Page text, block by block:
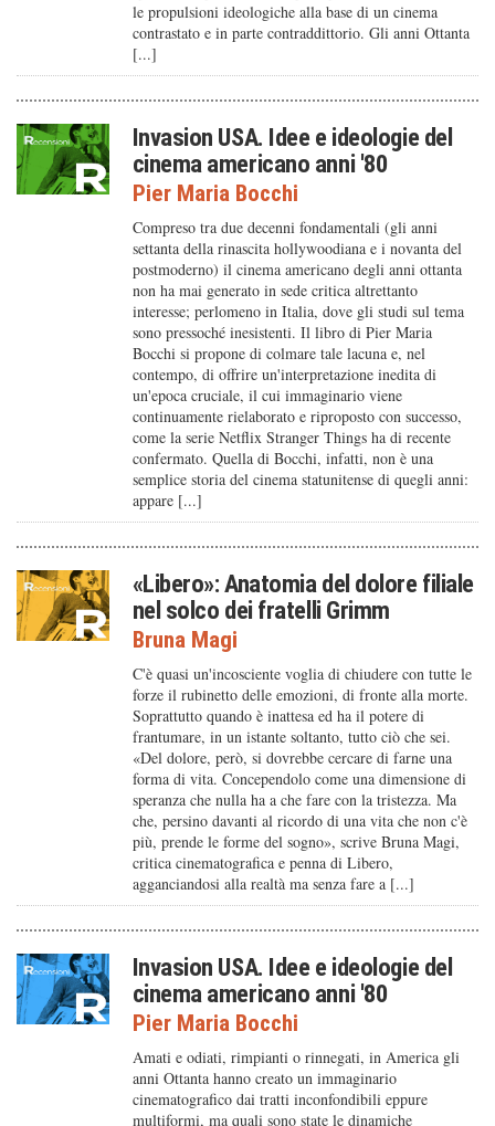
le propulsioni ideologiche alla base di un cinema
contrastato e in parte contraddittorio. Gli anni Ottanta
[...]
Invasion USA. Idee e ideologie del
cinema americano anni '80
Pier Maria Bocchi
Compreso tra due decenni fondamentali (gli anni
settanta della rinascita hollywoodiana e i novanta del
postmoderno) il cinema americano degli anni ottanta
non ha mai generato in sede critica altrettanto
interesse; perlomeno in Italia, dove gli studi sul tema
sono pressoché inesistenti. Il libro di Pier Maria
Bocchi si propone di colmare tale lacuna e, nel
contempo, di offrire un'interpretazione inedita di
un'epoca cruciale, il cui immaginario viene
continuamente rielaborato e riproposto con successo,
come la serie Netflix Stranger Things ha di recente
confermato. Quella di Bocchi, infatti, non è una
semplice storia del cinema statunitense di quegli anni:
appare [...]
«Libero»: Anatomia del dolore filiale
nel solco dei fratelli Grimm
Bruna Magi
C'è quasi un'incosciente voglia di chiudere con tutte le
forze il rubinetto delle emozioni, di fronte alla morte.
Soprattutto quando è inattesa ed ha il potere di
frantumare, in un istante soltanto, tutto ciò che sei.
«Del dolore, però, si dovrebbe cercare di farne una
forma di vita. Concependolo come una dimensione di
speranza che nulla ha a che fare con la tristezza. Ma
che, persino davanti al ricordo di una vita che non c'è
più, prende le forme del sogno», scrive Bruna Magi,
critica cinematografica e penna di Libero,
agganciandosi alla realtà ma senza fare a [...]
Invasion USA. Idee e ideologie del
cinema americano anni '80
Pier Maria Bocchi
Amati e odiati, rimpianti o rinnegati, in America gli
anni Ottanta hanno creato un immaginario
cinematografico dai tratti inconfondibili eppure
multiformi, ma quali sono state le dinamiche